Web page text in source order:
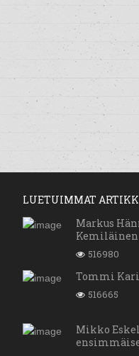
LUETUIMMAT
Markus
Kemiläinen
516980
Tommi
516665
Mikko